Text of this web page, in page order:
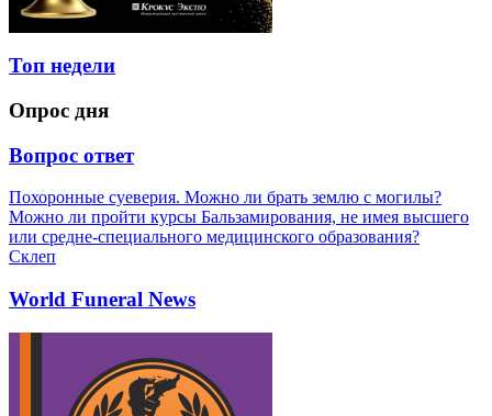
Топ недели
Опрос дня
Вопрос ответ
Похоронные суеверия. Можно ли брать землю с могилы?
Можно ли пройти курсы Бальзамирования, не имея высшего
или средне-специального медицинского образования?
Склеп
World Funeral News